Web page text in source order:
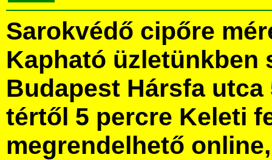
Sarokvédő cipőre
Kapható üzletünkben
Budapest Hársfa utca
tértől 5 percre Keleti
megrendelhető